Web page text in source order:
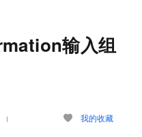
输入组
我的收藏